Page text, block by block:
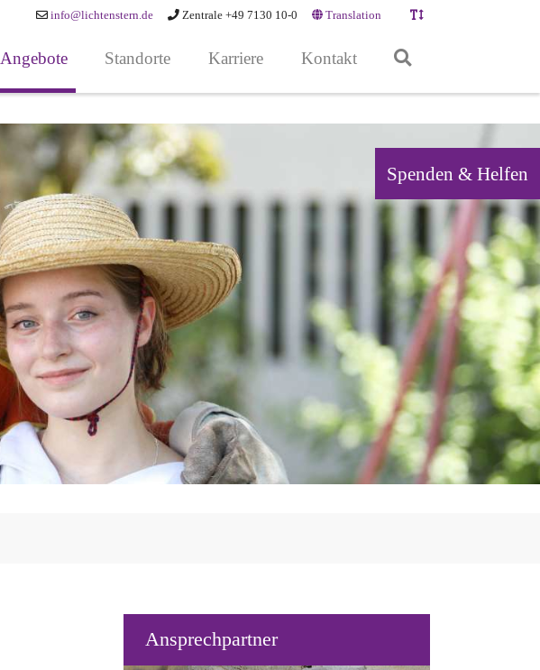
Angebote Standorte Karriere Kontakt
info@lichtenstern.de Zentrale +49 7130 10-0 Translation
Spenden & Helfen
Ansprechpartner